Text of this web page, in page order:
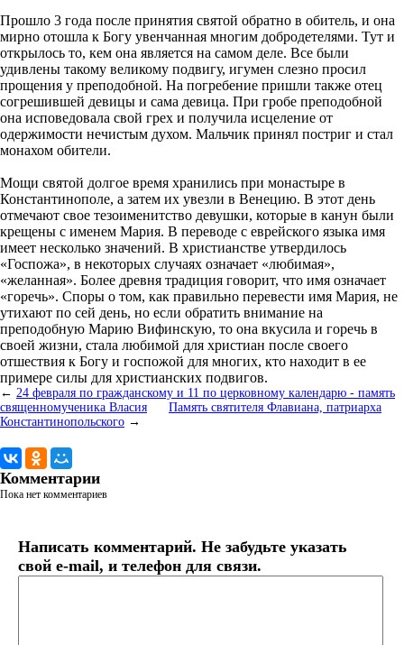
Прошло 3 года после принятия святой обратно в обитель, и она
мирно отошла к Богу увенчанная многим добродетелями. Тут и
открылось то, кем она является на самом деле. Все были
удивлены такому великому подвигу, игумен слезно просил
прощения у преподобной. На погребение пришли также отец
согрешившей девицы и сама девица. При гробе преподобной
она исповедовала свой грех и получила исцеление от
одержимости нечистым духом. Мальчик принял постриг и стал
монахом обители.
Мощи святой долгое время хранились при монастыре в
Константинополе, а затем их увезли в Венецию. В этот день
отмечают свое тезоименитство девушки, которые в канун были
крещены с именем Мария. В переводе с еврейского языка имя
имеет несколько значений. В христианстве утвердилось
«Госпожа», в некоторых случаях означает «любимая»,
«желанная». Более древня традиция говорит, что имя означает
«горечь». Споры о том, как правильно перевести имя Мария, не
утихают по сей день, но если обратить внимание на
преподобную Марию Вифинскую, то она вкусила и горечь в
своей жизни, стала любимой для христиан после своего
отшествия к Богу и госпожой для многих, кто находит в ее
примере силы для христианских подвигов.
← 24 февраля по гражданскому и 11 по церковному календарю - память
священномученика Власия
Память святителя Флавиана, патриарха
Константинопольского →
Комментарии
Пока нет комментариев
Написать комментарий. Не забудьте указать
свой e-mail, и телефон для связи.